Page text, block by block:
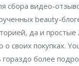
сбора видео-
beauty-
да и простые
о своих покупках.
гораздо более